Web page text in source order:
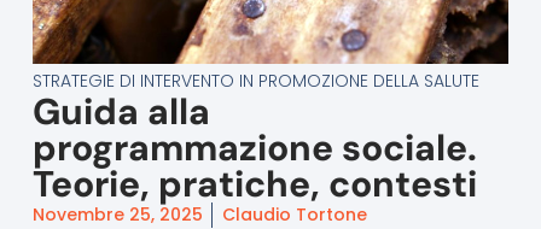
STRATEGIE DI INTERVENTO IN PROMOZIONE DELLA SALUTE
Guida alla
programmazione sociale.
Teorie, pratiche, contesti
Novembre 25, 2025 Claudio Tortone